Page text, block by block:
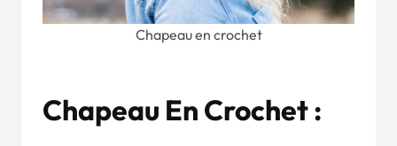
Chapeau en crochet
Chapeau En Crochet :